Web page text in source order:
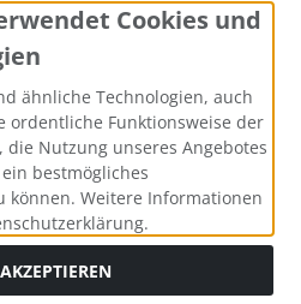
Cookies und
ähnliche Technologien, auch
ordentliche Funktionsweise der
Nutzung unseres Angebotes
bestmögliches
können. Weitere Informationen